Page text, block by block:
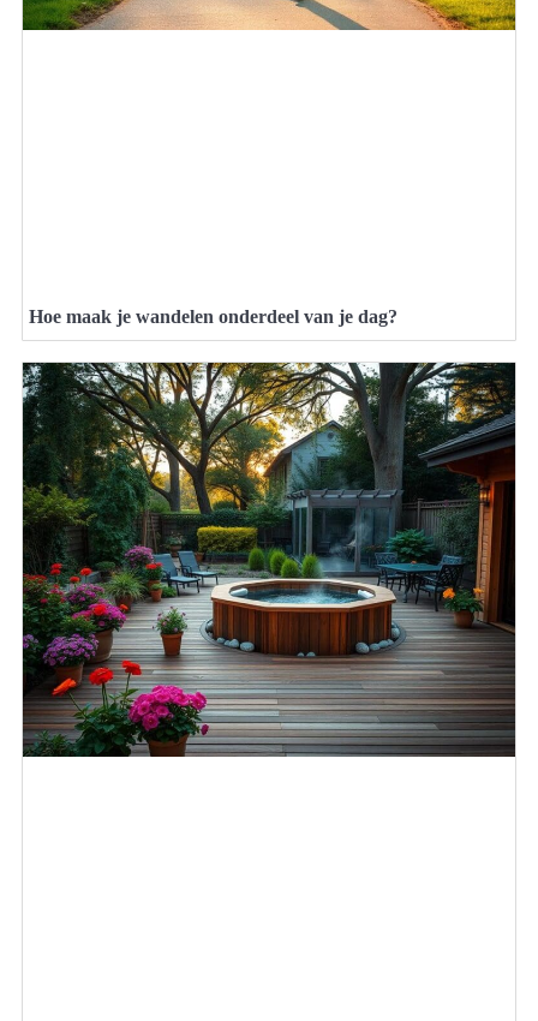
Hoe maak je wandelen onderdeel van je dag?